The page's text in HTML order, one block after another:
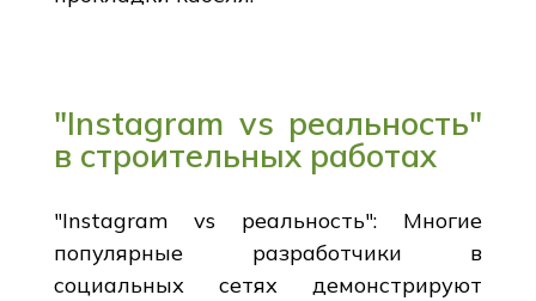
"Instagram vs реальность"
в строительных работах
"Instagram vs реальность": Многие
популярные разработчики в
социальных сетях демонстрируют